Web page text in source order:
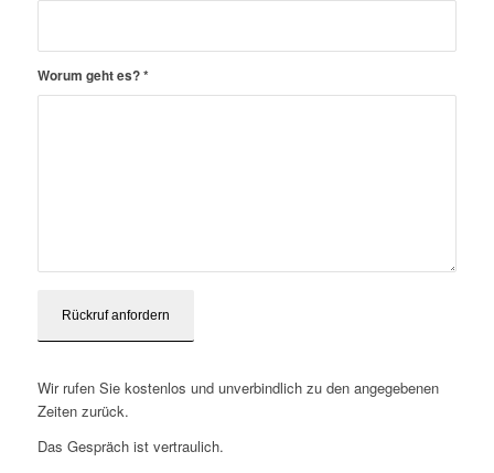
Worum geht es?*
Wir rufen Sie kostenlos und unverbindlich zu den angegebenen
Zeiten zurück.
Das Gespräch ist vertraulich.